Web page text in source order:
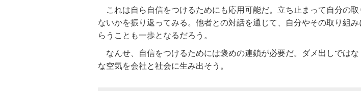
これは自ら自信をつけるためにも応用可能だ。立ち止まって自分の
ないかを振り返ってみる。他者との対話を通じて、自分やその取り組
らうことも一歩となるだろう。
なんせ、自信をつけるためには褒めの連鎖が必要だ。ダメ出しでは
な空気を会社と社会に生み出そう。